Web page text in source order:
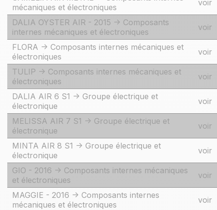
mécaniques et électroniques
voir
DALIA OYSTER AIR - 2015 -> Composants
internes mécaniques et électroniques
voir
FLORA -> Composants internes mécaniques et
électroniques
voir
TULIP -> Composants internes mécaniques et
électroniques
voir
DALIA AIR 6 S1 -> Groupe électrique et
électronique
voir
MELISSA AIR 7 S1 -> Groupe électrique et
électronique
voir
MINTA AIR 8 S1 -> Groupe électrique et
électronique
voir
GIO - 2016 -> Composants internes mécaniques
et électroniques
voir
MAGGIE - 2016 -> Composants internes
mécaniques et électroniques
voir